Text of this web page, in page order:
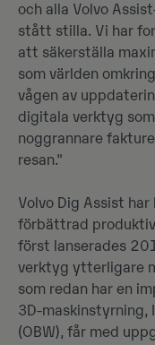
och alla Volvo
stått stilla. Vi har
att säkerställa
som världen
vågen av
digitala verktyg
noggrannare
resan."
Volvo Dig Assist
förbättrad
först lanserades
verktyg ytterligare
som redan har en
3D-maskinstyrning,
(OBW), får med